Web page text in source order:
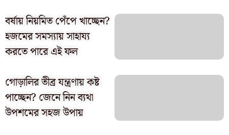
বর্ষায় নিয়মিত পেঁপে খাচ্ছেন?
হজমের সমস্যায় সাহায্য
করতে পারে এই ফল
গোড়ালির তীব্র যন্ত্রণায় কষ্ট
পাচ্ছেন? জেনে নিন ব্যথা
উপশমের সহজ উপায়